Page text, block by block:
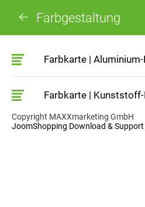
Farbgestaltung
Farbkarte |
Farbkarte |
Copyright MAXXmarketing GmbH
JoomShopping Download & Support